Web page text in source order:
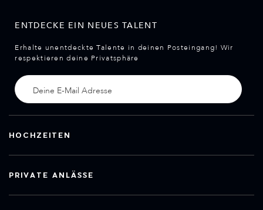
ENTDECKE EIN NEUES TALENT
Erhalte unentdeckte Talente in deinen Posteingang! Wir
respektieren deine Privatsphäre
HOCHZEITEN
PRIVATE ANLÄSSE